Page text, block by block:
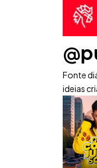
Fonte
ideias